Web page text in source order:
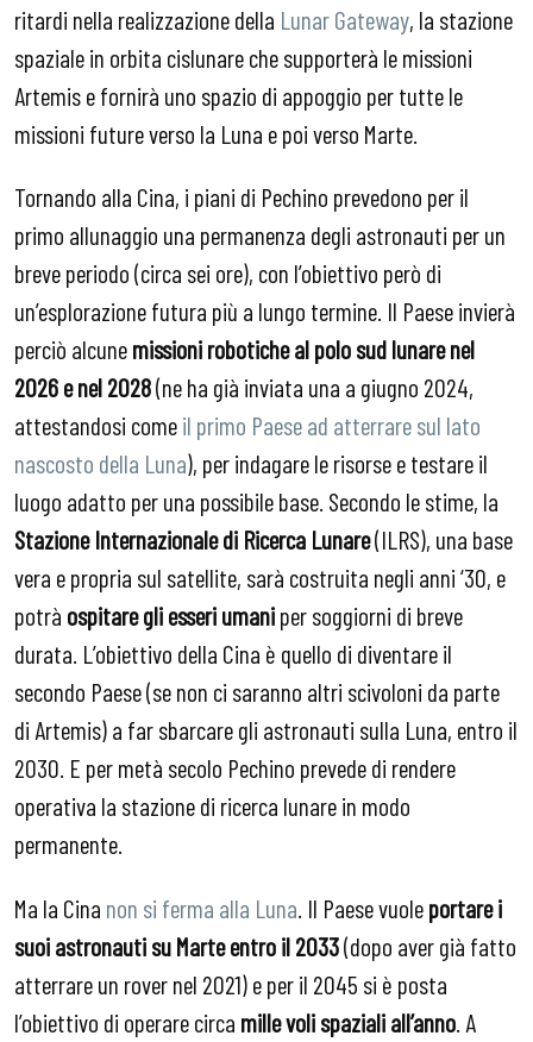
ritardi nella realizzazione della Lunar Gateway, la stazione
spaziale in orbita cislunare che supporterà le missioni
Artemis e fornirà uno spazio di appoggio per tutte le
missioni future verso la Luna e poi verso Marte.
Tornando alla Cina, i piani di Pechino prevedono per il
primo allunaggio una permanenza degli astronauti per un
breve periodo (circa sei ore), con l’obiettivo però di
un’esplorazione futura più a lungo termine. Il Paese invierà
perciò alcunemissioni robotiche al polo sud lunare nel
2026 e nel 2028(ne ha già inviata una a giugno 2024,
attestandosi comeil primo Paese ad atterrare sul lato
nascosto della Luna), per indagare le risorse e testare il
luogo adatto per una possibile base. Secondo le stime, la
Stazione Internazionale di Ricerca Lunare(ILRS), una base
vera e propria sul satellite, sarà costruita negli anni ‘30, e
potrà ospitare gli esseri umaniper soggiorni di breve
durata. L’obiettivo della Cina è quello di diventare il
secondo Paese (se non ci saranno altri scivoloni da parte
di Artemis) a far sbarcare gli astronauti sulla Luna, entro il
2030. E per metà secolo Pechino prevede di rendere
operativa la stazione di ricerca lunare in modo
permanente.
Ma la Cina non si ferma alla Luna . Il Paese vuoleportare i
suoi astronauti su Marte entro il 2033(dopo aver già fatto
atterrare un rover nel 2021) e per il 2045 si è posta
l’obiettivo di operare circa mille voli spaziali all’anno . A